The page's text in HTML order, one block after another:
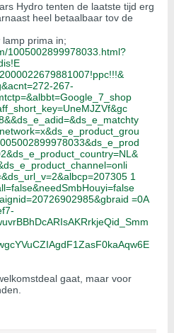
Hydro tenten de laatste tijd erg
heel betaalbaar tov de
prima in;
1005002899978033.html?
267-
1
=0A
gaat, maar voor